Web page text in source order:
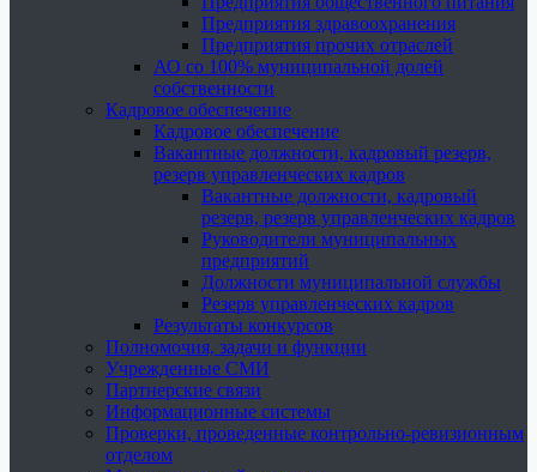
Предприятия здравоохранения
Предприятия прочих отраслей
АО со 100% муниципальной долей
собственности
Кадровое обеспечение
Кадровое обеспечение
Вакантные должности, кадровый резерв,
резерв управленческих кадров
Вакантные должности, кадровый
резерв, резерв управленческих кадров
Руководители муниципальных
предприятий
Должности муниципальной службы
Резерв управленческих кадров
Результаты конкурсов
Полномочия, задачи и функции
Учрежденные СМИ
Партнерские связи
Информационные системы
Проверки, проведенные контрольно-ревизионным
отделом